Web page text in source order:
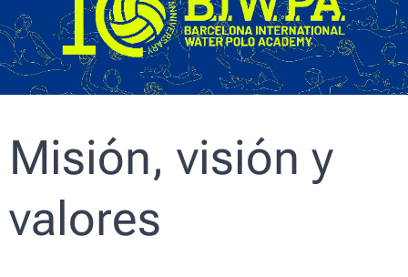
Misión, visión y
valores